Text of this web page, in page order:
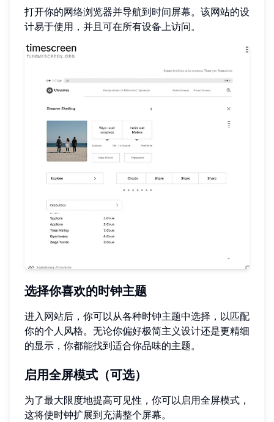
打开你的网络浏览器并导航到时间屏幕。该网站的设
计易于使用，并且可在所有设备上访问。
选择你喜欢的时钟主题
进入网站后，你可以从各种时钟主题中选择，以匹配
你的个人风格。无论你偏好极简主义设计还是更精细
的显示，你都能找到适合你品味的主题。
启用全屏模式（可选）
为了最大限度地提高可见性，你可以启用全屏模式，
这将使时钟扩展到充满整个屏幕。